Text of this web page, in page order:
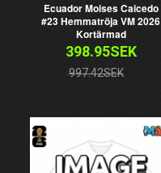
Ecuador Moises Caicedo
#23 Hemmatröja VM 2026
Kortärmad
398.95SEK
997.42SEK